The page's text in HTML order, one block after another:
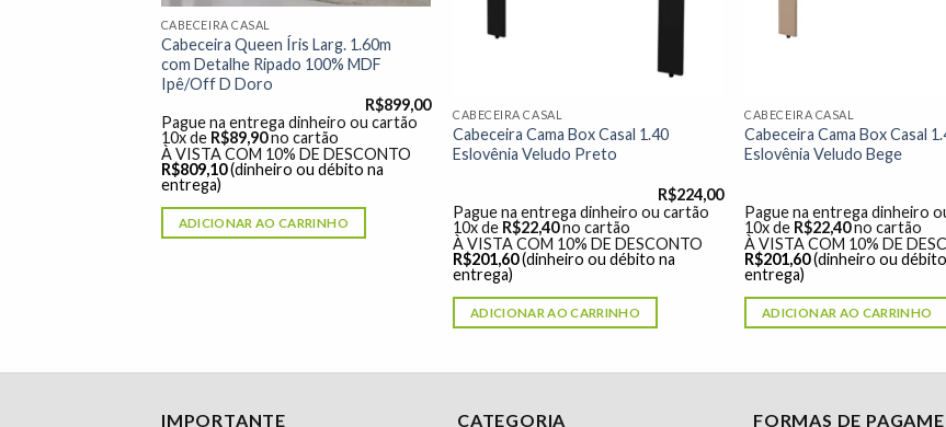
CABECEIRA CASAL
Cabeceira Queen Íris Larg. 1.60m
com Detalhe Ripado 100% MDF
Ipê/Off D Doro
R$899,00
Pague na entrega dinheiro ou cartão
10x de R$89,90no cartão
À VISTA COM 10% DE DESCONTO
R$809,10(dinheiro ou débito na
entrega)
ADICIONAR AO CARRINHO
CABECEIRA CASAL
Cabeceira Cama Box Casal 1.40
Eslovênia Veludo Preto
R$224,00
Pague na entrega dinheiro ou cartão
10x de R$22,40no cartão
À VISTA COM 10% DE DESCONTO
R$201,60(dinheiro ou débito na
entrega)
ADICIONAR AO CARRINHO
CABECEIRA CASAL
Cabeceira Cama Box Casal
Eslovênia Veludo Bege
Pague na entrega dinheiro
10x de R$22,40no cartão
À VISTA COM 10% DE
R$201,60(dinheiro ou
entrega)
ADICIONAR AO CARRINHO
IMPORTANTE CATEGORIA FORMAS DE